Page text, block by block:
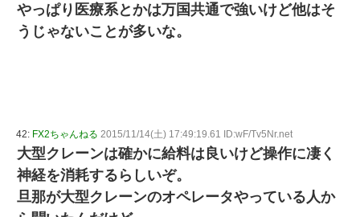
やっぱり医療系とかは万国共通で強いけど他はそ
うじゃないことが多いな。
42: FX2ちゃんねる 2015/11/14(土) 17:49:19.61 ID:wF/Tv5Nr.net
大型クレーンは確かに給料は良いけど操作に凄く
神経を消耗するらしいぞ。
旦那が大型クレーンのオペレータやっている人か